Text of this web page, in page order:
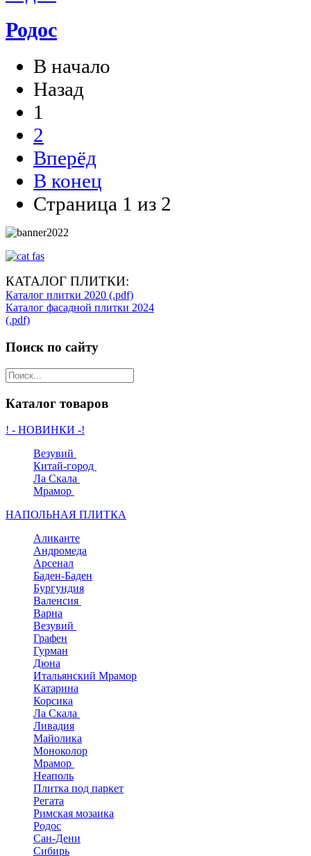
Родос
В начало
Назад
1
2
Вперёд
В конец
Страница 1 из 2
КАТАЛОГ ПЛИТКИ:
Каталог плитки 2020 (.pdf)
Каталог фасадной плитки 2024
(.pdf)
Поиск по сайту
Каталог товаров
! - НОВИНКИ -!
Везувий
Китай-город
Ла Скала
Мрамор
НАПОЛЬНАЯ ПЛИТКА
Аликанте
Андромеда
Арсенал
Баден-Баден
Бургундия
Валенсия
Варна
Везувий
Графен
Гурман
Дюна
Итальянский Мрамор
Катарина
Корсика
Ла Скала
Ливадия
Майолика
Моноколор
Мрамор
Неаполь
Плитка под паркет
Регата
Римская мозаика
Родос
Сан-Дени
Сибирь